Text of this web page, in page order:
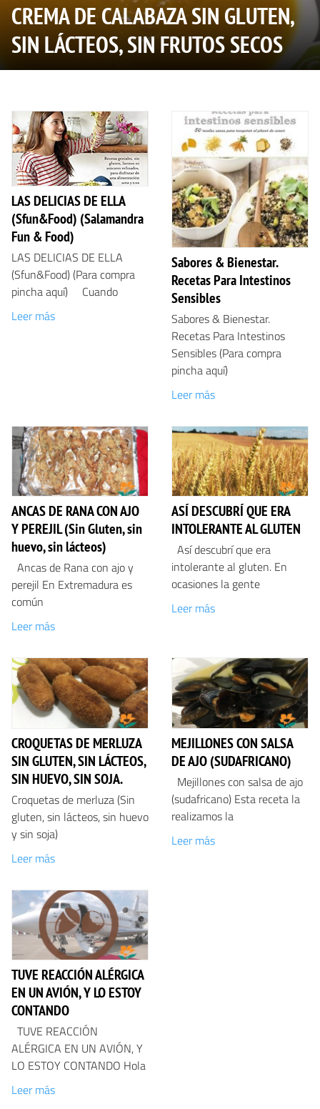
CREMA DE CALABAZA SIN GLUTEN,
SIN LÁCTEOS, SIN FRUTOS SECOS
LAS DELICIAS DE ELLA
(Sfun&Food) (Salamandra
Fun & Food)
LAS DELICIAS DE ELLA
(Sfun&Food) (Para compra
pincha aquí) Cuando
Leer más
Sabores & Bienestar.
Recetas Para Intestinos
Sensibles
Sabores & Bienestar.
Recetas Para Intestinos
Sensibles (Para compra
pincha aquí)
Leer más
ANCAS DE RANA CON AJO
Y PEREJIL (Sin Gluten, sin
huevo, sin lácteos)
Ancas de Rana con ajo y
perejil En Extremadura es
común
Leer más
ASÍ DESCUBRÍ QUE ERA
INTOLERANTE AL GLUTEN
Así descubrí que era
intolerante al gluten. En
ocasiones la gente
Leer más
CROQUETAS DE MERLUZA
SIN GLUTEN, SIN LÁCTEOS,
SIN HUEVO, SIN SOJA.
Croquetas de merluza (Sin
gluten, sin lácteos, sin huevo
y sin soja)
Leer más
MEJILLONES CON SALSA
DE AJO (SUDAFRICANO)
Mejillones con salsa de ajo
(sudafricano) Esta receta la
realizamos la
Leer más
TUVE REACCIÓN ALÉRGICA
EN UN AVIÓN, Y LO ESTOY
CONTANDO
​TUVE REACCIÓN
ALÉRGICA EN UN AVIÓN, Y
LO ESTOY CONTANDO Hola
Leer más